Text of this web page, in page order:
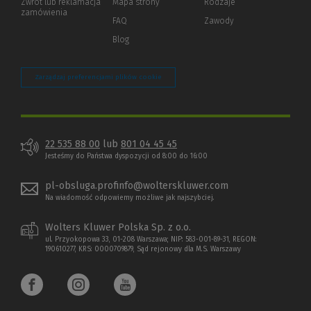
innej
Zwrot lub reklamacja
zamówienia
Mapa strony
FAQ
Blog
Rodzaje
Zawody
Zarządzaj preferencjami plików cookie
22 535 88 00 lub 801 04 45 45
Jesteśmy do Państwa dyspozycji od 8:00 do 16:00
pl-obsluga.profinfo@wolterskluwer.com
Na wiadomość odpowiemy możliwe jak najszybciej.
Wolters Kluwer Polska Sp. z o.o.
ul. Przyokopowa 33, 01-208 Warszawa; NIP: 583-001-89-31, REGON:
190610277, KRS: 0000709879, Sąd rejonowy dla M.S. Warszawy